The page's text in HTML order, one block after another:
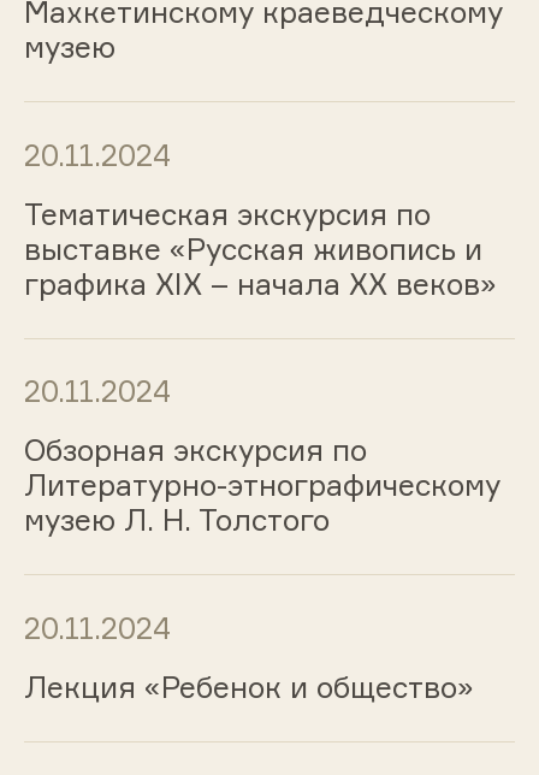
Махкетинскому краеведческому
музею
20.11.2024
Тематическая экскурсия по
выставке «Русская живопись и
графика ХIХ – начала ХХ веков»
20.11.2024
Обзорная экскурсия по
Литературно-этнографическому
музею Л. Н. Толстого
20.11.2024
Лекция «Ребенок и общество»